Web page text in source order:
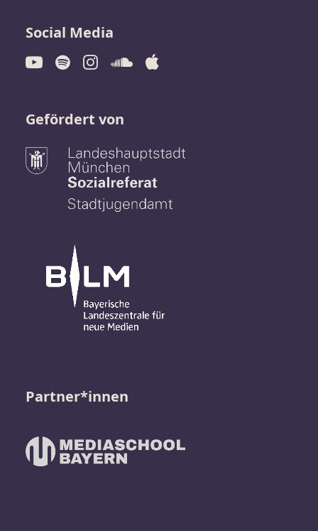
Social Media
Gefördert von
Partner*innen